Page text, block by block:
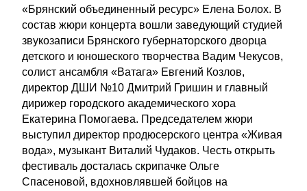
«Брянский объединенный ресурс» Елена Болох. В
состав жюри концерта вошли заведующий студией
звукозаписи Брянского губернаторского дворца
детского и юношеского творчества Вадим Чекусов,
солист ансамбля «Ватага» Евгений Козлов,
директор ДШИ №10 Дмитрий Гришин и главный
дирижер городского академического хора
Екатерина Помогаева. Председателем жюри
выступил директор продюсерского центра «Живая
вода», музыкант Виталий Чудаков. Честь открыть
фестиваль досталась скрипачке Ольге
Спасеновой, вдохновлявшей бойцов на